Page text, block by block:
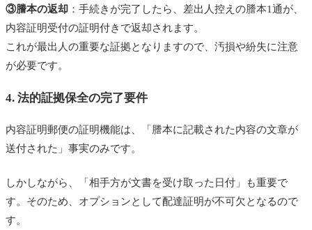
③謄本の返却 ：手続きが完了したら、差出人控えの謄本1通が、
内容証明受付の証明付きで返却されます。
これが最出人の重要な証拠となりますので、汚損や紛失に注意
が必要です。
4. 法的証拠保全の完了要件
内容証明郵便の証明機能は、「謄本に記載された内容の文章が
送付された」事実のみです。
しかしながら、「相手方が文書を受け取った日付」も重要で
す。そのため、オプションとして配達証明が不可欠となるので
す。